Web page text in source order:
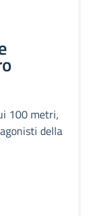
100 metri,
della